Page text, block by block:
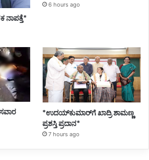
ನಾಪತ್ತೆ*
6 hours ago
*ಉದಯ್‌ಕುಮಾರ್‌ಗೆ ಖಾದ್ರಿ ಶಾಮಣ್ಣ
ಪ್ರಶಸ್ತಿ ಪ್ರದಾನ*
7 hours ago